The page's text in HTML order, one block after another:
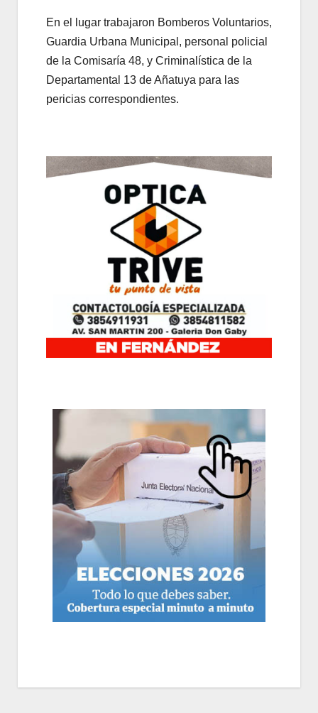
En el lugar trabajaron Bomberos Voluntarios,
Guardia Urbana Municipal, personal policial
de la Comisaría 48, y Criminalística de la
Departamental 13 de Añatuya para las
pericias correspondientes.